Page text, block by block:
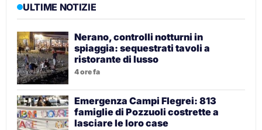
ULTIME NOTIZIE
Nerano, controlli notturni in
spiaggia: sequestrati tavoli a
ristorante di lusso
4 ore fa
Emergenza Campi Flegrei: 813
famiglie di Pozzuoli costrette a
lasciare le loro case